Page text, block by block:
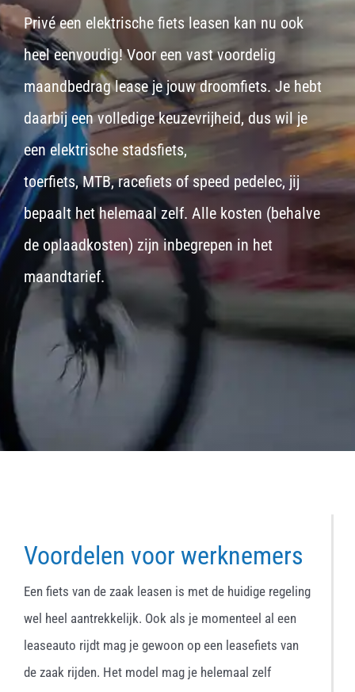
Privé een elektrische fiets leasen kan nu ook
heel eenvoudig! Voor een vast voordelig
maandbedrag lease je jouw droomfiets. Je hebt
daarbij een volledige keuzevrijheid, dus wil je
eenelektrische stadsfiets,
toerfiets,MTB,racefietsof speed pedelec, jij
bepaalt het helemaal zelf. Alle kosten (behalve
de oplaadkosten) zijn inbegrepen in het
maandtarief.
Voordelen voor werknemers
Een fiets van de zaak leasen is met de huidige regeling
wel heel aantrekkelijk. Ook als je momenteel al een
leaseauto rijdt mag je gewoon op een leasefiets van
de zaak rijden. Het model mag je helemaal zelf